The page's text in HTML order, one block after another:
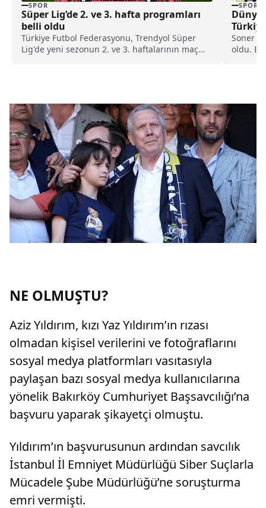
SPOR
Süper Lig’de 2. ve 3. hafta programları
belli oldu
Türkiye Futbol Federasyonu, Trendyol Süper
Lig'de yeni sezonun 2. ve 3. haftalarının maç
SPOR
Dünya
Soner
oldu.
NE OLMUŞTU?
Aziz Yıldırım, kızı Yaz Yıldırım’ın rızası
olmadan kişisel verilerini ve fotoğraflarını
sosyal medya platformları vasıtasıyla
paylaşan bazı sosyal medya kullanıcılarına
yönelik Bakırköy Cumhuriyet Başsavcılığı’na
başvuru yaparak şikayetçi olmuştu.
Yıldırım’ın başvurusunun ardından savcılık
İstanbul İl Emniyet Müdürlüğü Siber Suçlarla
Mücadele Şube Müdürlüğü’ne soruşturma
emri vermişti.